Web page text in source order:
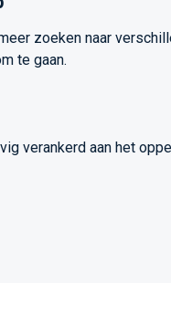
zoeken naar
te gaan.
verankerd aan het